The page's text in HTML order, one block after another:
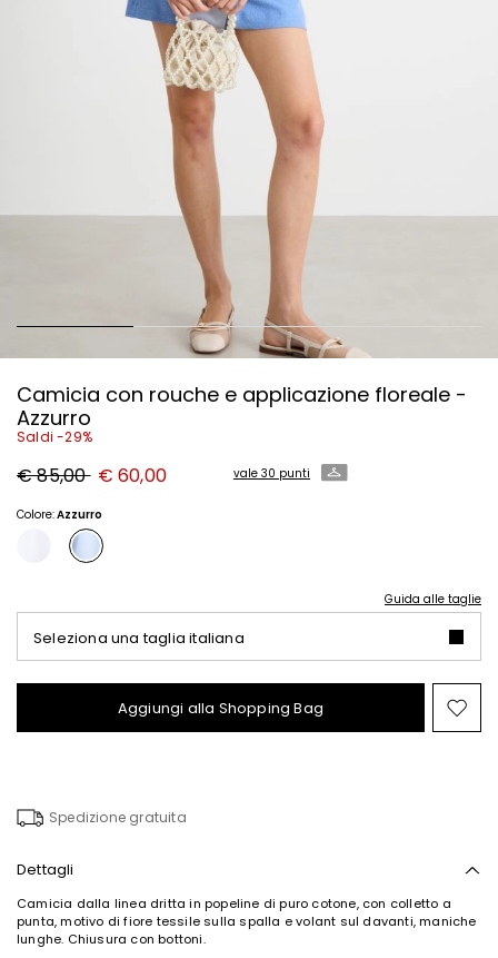
Camicia con rouche e applicazione floreale -
Azzurro
Saldi -29%
Prezzo
originale
85,00
€ 85,00 Nuovo
prezzo
60,00
€ 60,00 vale 30 punti
Colore:Azzurro
Guida alle taglie
Seleziona una taglia italiana
Aggiungi alla Shopping Bag
Spedizione gratuita
Dettagli
Camicia dalla linea dritta in popeline di puro cotone, con colletto a
punta, motivo di fiore tessile sulla spalla e volant sul davanti, maniche
lunghe. Chiusura con bottoni.